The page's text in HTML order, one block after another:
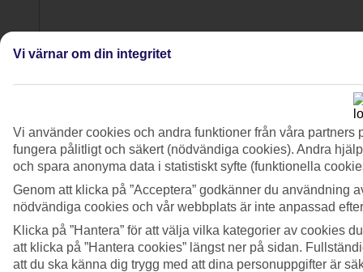
Vi värnar om din integritet
Vi använder cookies och andra funktioner från våra
fungera pålitligt och säkert (nödvändiga cookies). Andra
och spara anonyma data i statistiskt syfte (funktionella
Genom att klicka på ”Acceptera” godkänner du användning
nödvändiga cookies och vår webbplats är inte anpassad
Klicka på ”Hantera” för att välja vilka kategorier av cookies
att klicka på ”Hantera cookies” längst ner på sidan.
att du ska känna dig trygg med att dina personuppgifter är